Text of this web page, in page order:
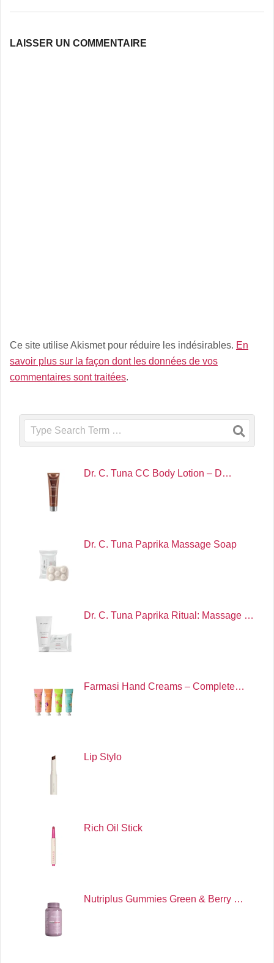
LAISSER UN COMMENTAIRE
Ce site utilise Akismet pour réduire les indésirables. En
savoir plus sur la façon dont les données de vos
commentaires sont traitées.
Search
Dr. C. Tuna CC Body Lotion – D…
Dr. C. Tuna Paprika Massage Soap
Dr. C. Tuna Paprika Ritual: Massage …
Farmasi Hand Creams – Complete…
Lip Stylo
Rich Oil Stick
Nutriplus Gummies Green & Berry …